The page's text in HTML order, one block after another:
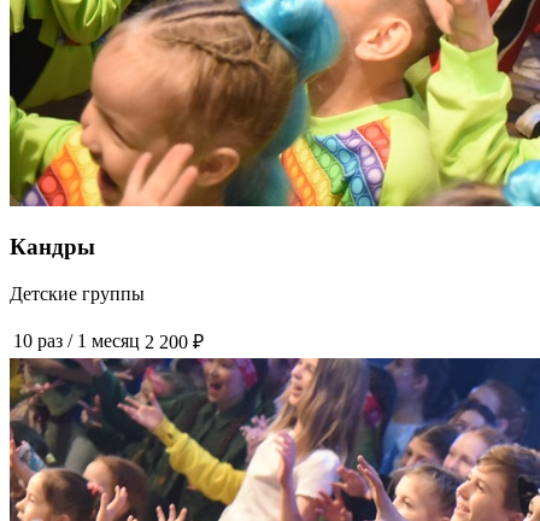
Кандры
Детские группы
10 раз / 1 месяц 2 200 ₽